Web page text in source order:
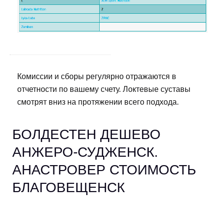
Комиссии и сборы регулярно отражаются в
отчетности по вашему счету. Локтевые суставы
смотрят вниз на протяжении всего подхода.
БОЛДЕСТЕН ДЕШЕВО
АНЖЕРО-СУДЖЕНСК.
АНАСТРОВЕР СТОИМОСТЬ
БЛАГОВЕЩЕНСК